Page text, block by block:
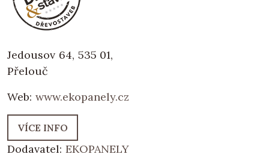
Jedousov 64, 535 01,
Přelouč
Web: www.ekopanely.cz
VÍCE INFO
Dodavatel: EKOPANELY